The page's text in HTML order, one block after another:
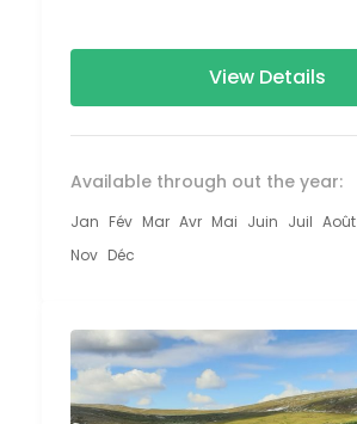
View Details
Available through out the year:
Jan Fév Mar Avr Mai Juin Juil Août
Nov Déc